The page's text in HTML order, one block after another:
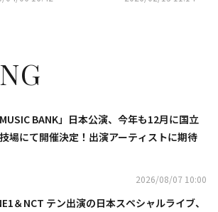
MUSIC BANK」日本公演、今年も12月に国立
場にて開催決定！出演アーティストに期待
2026/08/07 10:00
＆NCT テン出演の日本スペシャルライブ、